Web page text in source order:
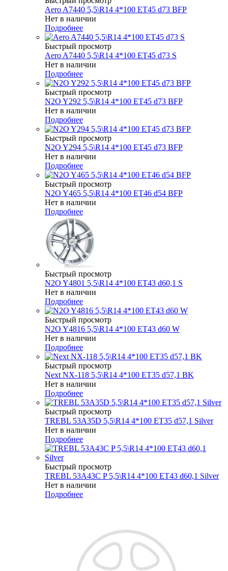
Aero A7440 5,5\R14 4*100 ET45 d73 BFP
Нет в наличии
Подробнее
Быстрый просмотр
Aero A7440 5,5\R14 4*100 ET45 d73 S
Нет в наличии
Подробнее
Быстрый просмотр
N2O Y292 5,5\R14 4*100 ET45 d73 BFP
Нет в наличии
Подробнее
Быстрый просмотр
N2O Y294 5,5\R14 4*100 ET45 d73 BFP
Нет в наличии
Подробнее
Быстрый просмотр
N2O Y465 5,5\R14 4*100 ET46 d54 BFP
Нет в наличии
Подробнее
Быстрый просмотр
N2O Y4801 5,5\R14 4*100 ET43 d60,1 S
Нет в наличии
Подробнее
Быстрый просмотр
N2O Y4816 5,5\R14 4*100 ET43 d60 W
Нет в наличии
Подробнее
Быстрый просмотр
Next NX-118 5,5\R14 4*100 ET35 d57,1 BK
Нет в наличии
Подробнее
Быстрый просмотр
TREBL 53A35D 5,5\R14 4*100 ET35 d57,1 Silver
Нет в наличии
Подробнее
Быстрый просмотр
TREBL 53A43C P 5,5\R14 4*100 ET43 d60,1 Silver
Нет в наличии
Подробнее